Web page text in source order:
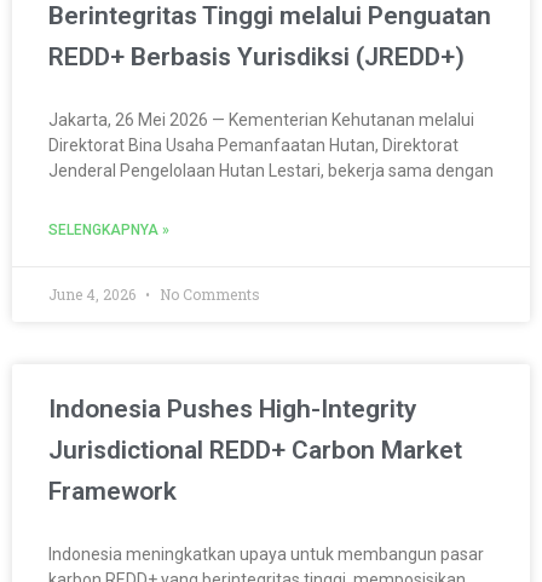
Berintegritas Tinggi melalui Penguatan
REDD+ Berbasis Yurisdiksi (JREDD+)
Jakarta, 26 Mei 2026 — Kementerian Kehutanan melalui
Direktorat Bina Usaha Pemanfaatan Hutan, Direktorat
Jenderal Pengelolaan Hutan Lestari, bekerja sama dengan
SELENGKAPNYA »
June 4, 2026 No Comments
Indonesia Pushes High-Integrity
Jurisdictional REDD+ Carbon Market
Framework
Indonesia meningkatkan upaya untuk membangun pasar